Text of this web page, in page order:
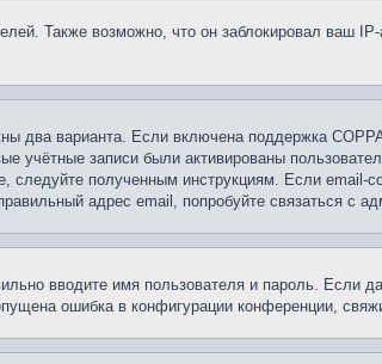
Также возможно, что он заблокировал ваш
два варианта. Если включена поддержка
учётные записи были активированы
следуйте полученным инструкциям. Если
адрес email, попробуйте связаться с
вводите имя пользователя и пароль. Если
ошибка в конфигурации конференции,